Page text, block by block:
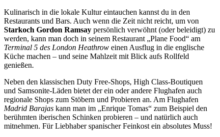
Kulinarisch in die lokale Kultur eintauchen kannst du in den
Restaurants und Bars. Auch wenn die Zeit nicht reicht, um von
Starkoch Gordon Ramsay persönlich verwöhnt (oder beleidigt) zu
werden, kann man doch in seinem Restaurant „Plane Food“ am
Terminal 5 des London Heathrow einen Ausflug in die englische
Küche machen – und seine Mahlzeit mit Blick aufs Rollfeld
genießen.
Neben den klassischen Duty Free-Shops, High Class-Boutiquen
und Samsonite-Läden bietet der ein oder andere Flughafen auch
regionale Shops zum Stöbern und Probieren an. Am Flughafen
Madrid Barajas kann man im „Enrique Tomas“ zum Beispiel den
berühmten iberischen Schinken probieren – und natürlich auch
mitnehmen. Für Liebhaber spanischer Feinkost ein absolutes Muss!